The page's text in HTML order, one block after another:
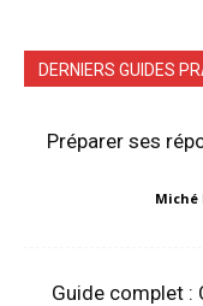
DERNIERS GUIDES
Préparer ses
Guide complet :